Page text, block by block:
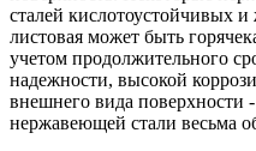
сталей кислотоустойчивых
листовая может быть
учетом продолжительного
надежности, высокой
внешнего вида поверхности
нержавеющей стали весьма